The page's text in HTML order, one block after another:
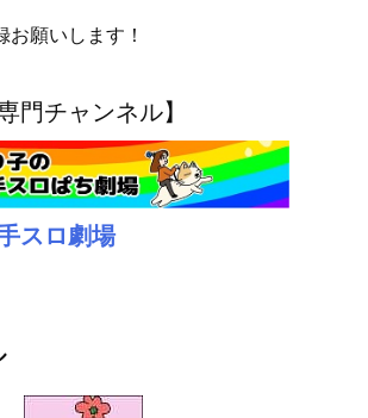
願いします！
門チャンネル】
スロ劇場